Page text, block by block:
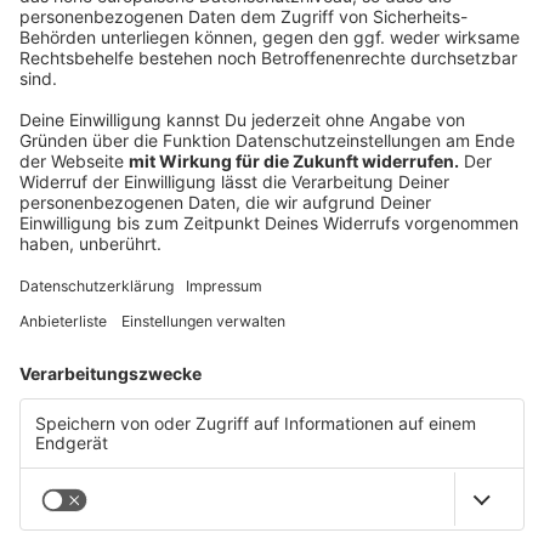
Sammelbrief.
→teddy.click/newsletter
Wie sichtbar ist dein Unternehmen wirklich?
Der Potenzial-Check dauert vier Minuten. Danach
hast du einen Report mit einer Zahl und fünf
Bereichen — und siehst, wo bei euch draußen nichts
ankommt. Kein Verkaufsgespräch.
Wenn du lieber direkt redest: fünfzehn Minuten, kein
Pitch.teddy.click/termin
Daniel Friesenecker baut Unternehmern ihr
eigenes Medium. Podcast, Video, Strategie. Studio:
TeddyLab, Linz.